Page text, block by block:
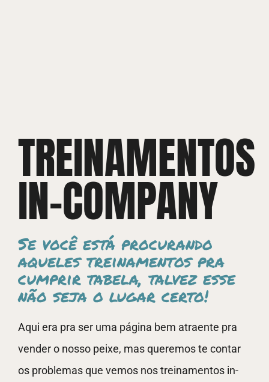
TREINAMENTOS
IN-COMPANY
Se você está procurando
aqueles treinamentos pra
cumprir tabela, talvez esse
não seja o lugar certo!
Aqui era pra ser uma página bem atraente pra
vender o nosso peixe, mas queremos te contar
os problemas que vemos nos treinamentos in-